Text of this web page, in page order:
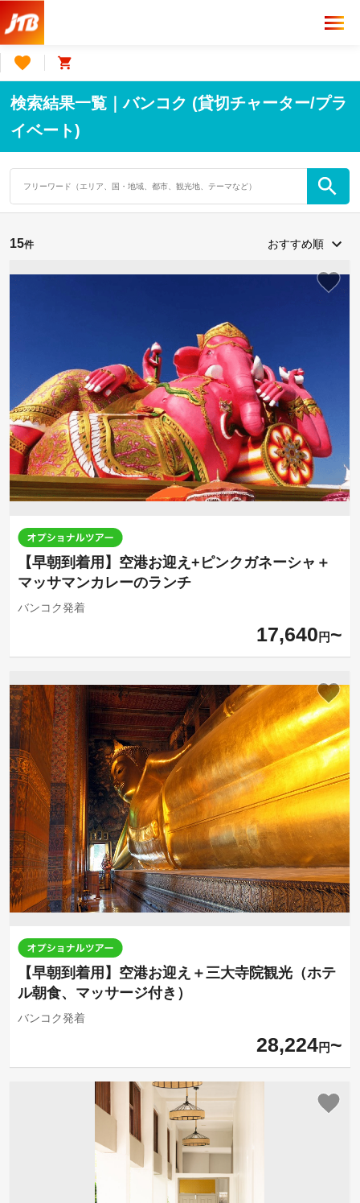
検索結果一覧｜バンコク (貸切チャーター/プラ
イベート)
15件
【早朝到着用】空港お迎え+ピンクガネーシャ＋
マッサマンカレーのランチ
バンコク発着
17,640 円
【早朝到着用】空港お迎え＋三大寺院観光（ホテ
ル朝食、マッサージ付き）
バンコク発着
28,224円